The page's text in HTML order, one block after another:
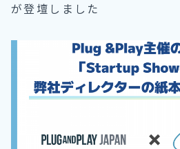
が登壇しました